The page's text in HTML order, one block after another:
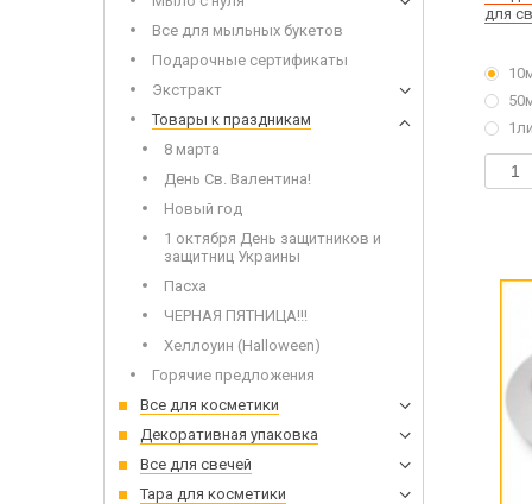
Мыло
Все для мыльных букетов
Подарочные сертификаты
Экстракт
Товары к праздникам
8 марта
День Св. Валентина!
Новый год
1 октября День защитников и
защитниц Украины
Пасха
ЧЕРНАЯ ПЯТНИЦА!!!
Хеллоуин (Halloween)
Горячие предложения
Все для косметики
Декоративная упаковка
Все для свечей
Тара для косметики
для